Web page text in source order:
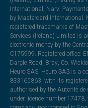
International, Narvi
by Mastercard International.
registered trademarks of
Services (Ireland) Limited is
electronic money by the
C175999. Registered office:
Dargle Road, Bray, Co.
Heuro SAS. Heuro SAS is a
833165863, with its
authorised by the Autorité de
under licence number